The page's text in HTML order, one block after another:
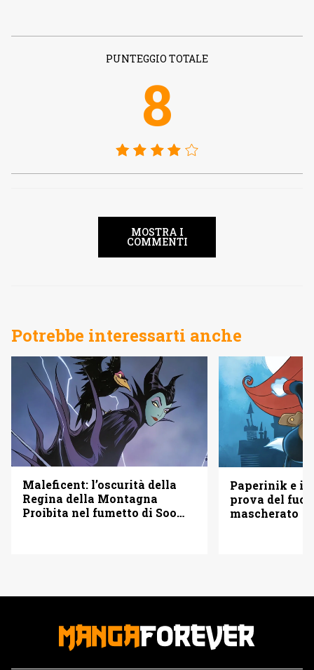
PUNTEGGIO TOTALE
8
MOSTRA I
COMMENTI
Potrebbe interessarti anche
Maleficent: l’oscurità della
Regina della Montagna
Proibita nel fumetto di Soo
Paperinik e i
prova del
mascherato